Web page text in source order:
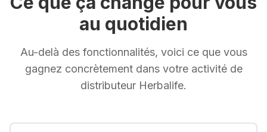
au quotidien
Au-delà des fonctionnalités, voici ce que vous
gagnez concrètement dans votre activité de
distributeur Herbalife.